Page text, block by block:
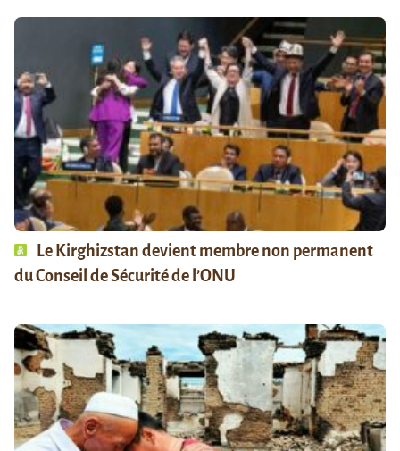
Le Kirghizstan devient membre non permanent
du Conseil de Sécurité de l’ONU